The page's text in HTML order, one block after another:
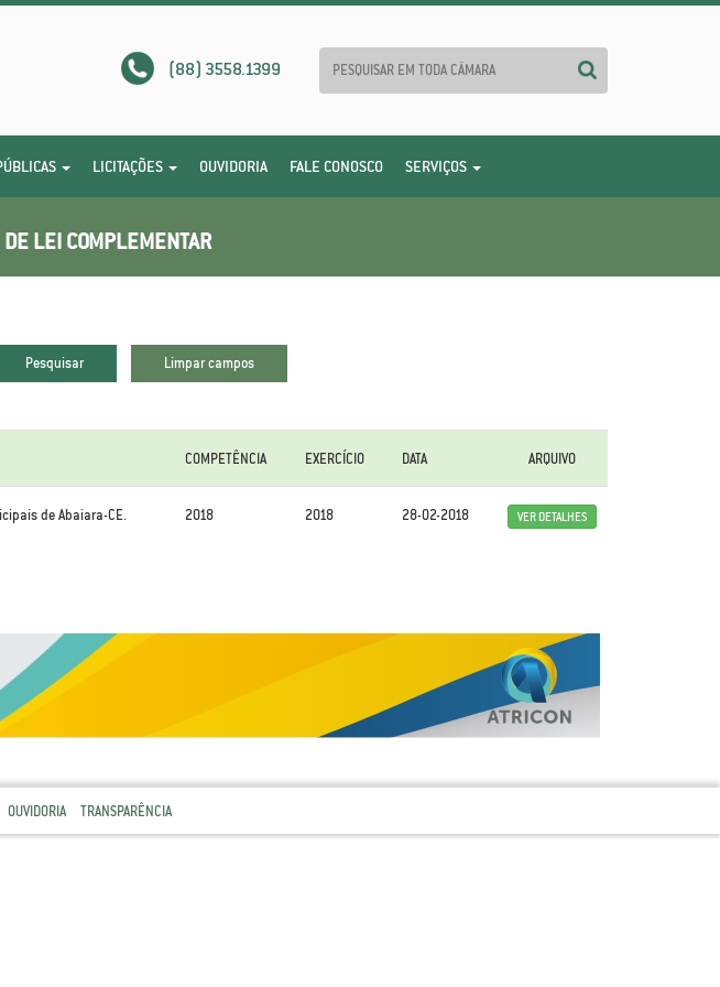
(88) 3558.1399
LICITAÇÕES OUVIDORIA FALE CONOSCO SERVIÇOS
LEI COMPLEMENTAR
COMPETÊNCIA EXERCÍCIO DATA ARQUIVO
de Abaiara-CE. 2018 2018 28-02-2018 VER DETALHES
OUVIDORIA TRANSPARÊNCIA